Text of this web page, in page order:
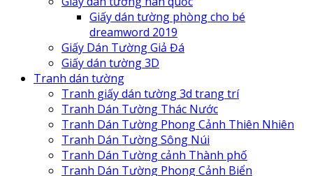
Giấy dán tường phòng cho bé
dreamword 2019
Giấy Dán Tường Giả Đá
Giấy dán tường 3D
Tranh dán tường
Tranh giấy dán tường 3d trang trí
Tranh Dán Tường Thác Nước
Tranh Dán Tường Phong Cảnh Thiên Nhiên
Tranh Dán Tường Sông Núi
Tranh Dán Tường cảnh Thành phố
Tranh Dán Tường Phong Cảnh Biển